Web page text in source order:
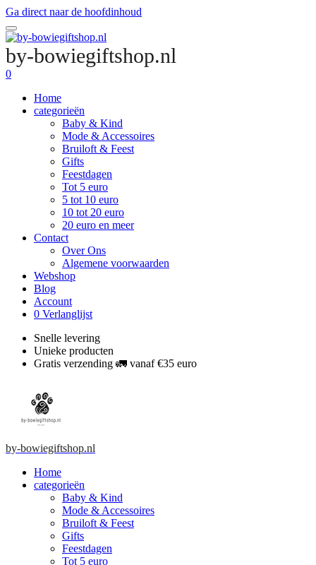
Ga direct naar de hoofdinhoud
by-bowiegiftshop.nl
0
Home
categorieën
Baby & Kind
Mode & Accessoires
Bruiloft & Feest
Gifts
Feestdagen
Tot 5 euro
5 tot 10 euro
10 tot 20 euro
20 euro en meer
Contact
Over Ons
Algemene voorwaarden
Webshop
Blog
Account
0 Verlanglijst
Snelle levering
Unieke producten
Gratis verzending 🚛 vanaf €35 euro
by-bowiegiftshop.nl
Home
categorieën
Baby & Kind
Mode & Accessoires
Bruiloft & Feest
Gifts
Feestdagen
Tot 5 euro